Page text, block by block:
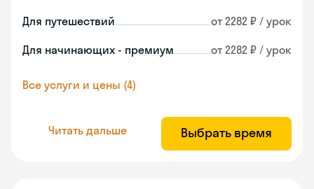
Для путешествий от 2282 ₽ / урок
Для начинающих - премиум от 2282 ₽ / урок
Все услуги и цены (4)
Читать дальше Выбрать время